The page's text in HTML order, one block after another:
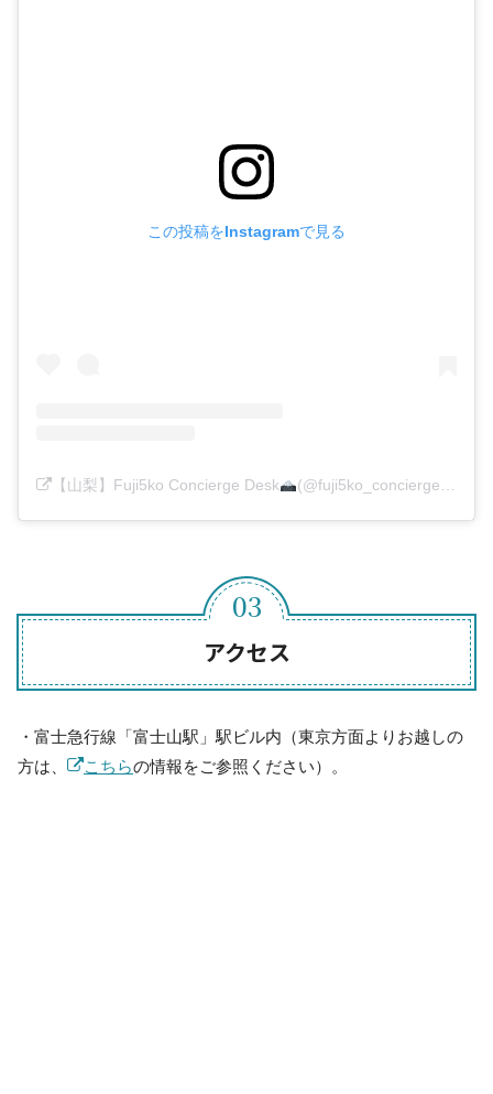
この投稿をInstagramで見る
【山梨】Fuji5ko Concierge Desk (@fuji5ko_concierge_desk)がシェアした投稿
アクセス
・富士急行線「富士山駅」駅ビル内（東京方面よりお越しの
方は、
こちらの情報をご参照ください）。